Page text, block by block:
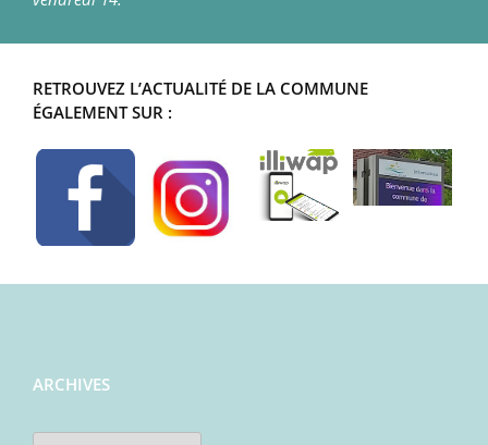
RETROUVEZ L’ACTUALITÉ DE LA COMMUNE
ÉGALEMENT SUR :
ARCHIVES